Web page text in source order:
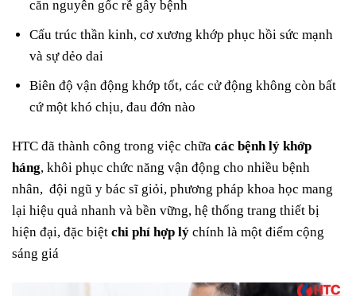
căn nguyên gốc rễ gây bệnh
Cấu trúc thần kinh, cơ xương khớp phục hồi sức mạnh
và sự dẻo dai
Biên độ vận động khớp tốt, các cử động không còn bất
cứ một khó chịu, đau đớn nào
HTC đã thành công trong việc chữa các bệnh lý khớp
háng, khôi phục chức năng vận động cho nhiều bệnh
nhân, đội ngũ y bác sĩ giỏi, phương pháp khoa học mang
lại hiệu quả nhanh và bền vững, hệ thống trang thiết bị
hiện đại, đặc biệt chi phí hợp lý chính là một điểm cộng
sáng giá